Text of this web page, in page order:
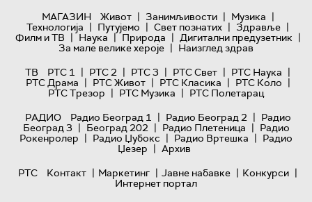
МАГАЗИН
Живот | Занимљивости | Музика |
Технологијa | Путујемо | Свет познатих | Здравље |
Филм и ТВ | Наука | Природа | Дигитални предузетник |
За мале велике хероје | Наизглед здрав
ТВ
РТС 1 | РТС 2 | РТС 3 | РТС Свет | РТС Наука |
РТС Драма | РТС Живот | РТС Класика | РТС Коло |
РТС Трезор | РТС Музика | РТС Полетарац
РАДИО
Радио Београд 1 | Радио Београд 2 | Радио
Београд 3 | Београд 202 | Радио Плетеница | Радио
Рокенролер | Радио Џубокс | Радио Вртешка | Радио
Џезер | Архив
РТС
Контакт | Маркетинг | Јавне набавке | Конкурси |
Интернет портал